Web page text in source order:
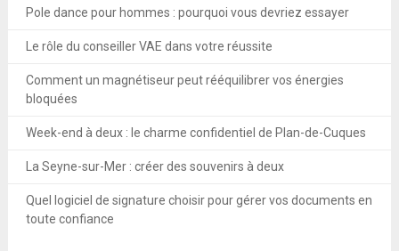
Pole dance pour hommes : pourquoi vous devriez essayer
Le rôle du conseiller VAE dans votre réussite
Comment un magnétiseur peut rééquilibrer vos énergies
bloquées
Week-end à deux : le charme confidentiel de Plan-de-Cuques
La Seyne-sur-Mer : créer des souvenirs à deux
Quel logiciel de signature choisir pour gérer vos documents en
toute confiance